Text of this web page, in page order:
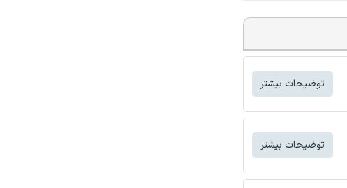
توضیحات بیشتر
توضیحات بیشتر